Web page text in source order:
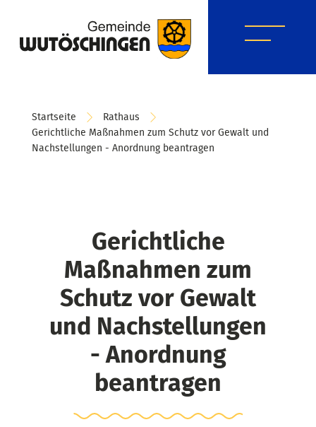
Startseite
Rathaus
Gerichtliche Maßnahmen zum Schutz vor Gewalt und
Nachstellungen - Anordnung beantragen
Gerichtliche
Maßnahmen zum
Schutz vor Gewalt
und Nachstellungen
- Anordnung
beantragen